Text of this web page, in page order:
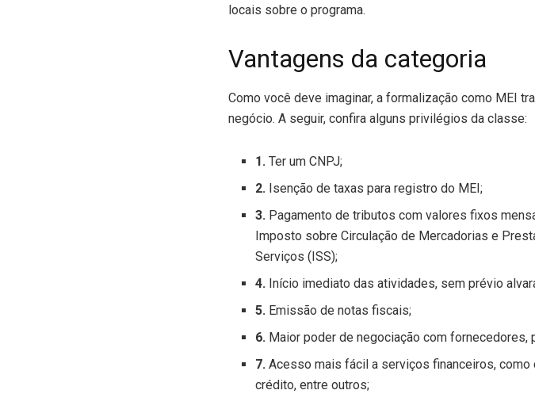
locais sobre o programa.
Vantagens da categoria
Como você deve imaginar, a formalização como MEI
negócio. A seguir, confira alguns privilégios da classe:
1.Ter um CNPJ;
2. Isenção de taxas para registro do MEI;
3. Pagamento de tributos com valores fixos
Imposto sobre Circulação de Mercadorias e
Serviços (ISS);
4. Início imediato das atividades, sem prévio
5. Emissão de notas fiscais;
6. Maior poder de negociação com
7.Acesso mais fácil a serviços financeiros, como
crédito, entre outros;